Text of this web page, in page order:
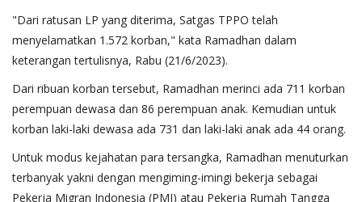
"Dari ratusan LP yang diterima, Satgas TPPO telah
menyelamatkan 1.572 korban," kata Ramadhan dalam
keterangan tertulisnya, Rabu (21/6/2023).
Dari ribuan korban tersebut, Ramadhan merinci ada 711 korban
perempuan dewasa dan 86 perempuan anak. Kemudian untuk
korban laki-laki dewasa ada 731 dan laki-laki anak ada 44 orang.
Untuk modus kejahatan para tersangka, Ramadhan menuturkan
terbanyak yakni dengan mengiming-imingi bekerja sebagai
Pekerja Migran Indonesia (PMI) atau Pekerja Rumah Tangga